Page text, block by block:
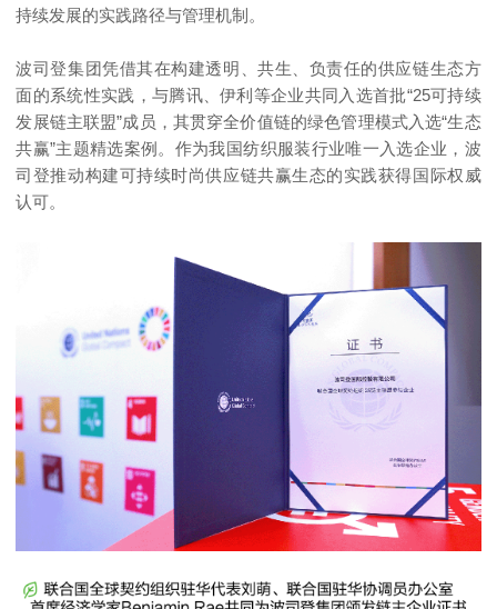
持续发展的实践路径与管理机制。
波司登集团凭借其在构建透明、共生、负责任的供应链生态方
面的系统性实践，与腾讯、伊利等企业共同入选首批“25可持续
发展链主联盟”成员，其贯穿全价值链的绿色管理模式入选“生态
共赢”主题精选案例。作为我国纺织服装行业唯一入选企业，波
司登推动构建可持续时尚供应链共赢生态的实践获得国际权威
认可。